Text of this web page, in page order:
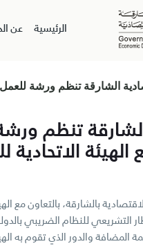
الرئيسية عن
الشارقة تنظم ورشة للعمل
تنظم
الهيئة الاتحادية
بالشارقة، بالتعاون مع
التشريعي للنظام الضريبي
المضافة والدور الذي تقوم به